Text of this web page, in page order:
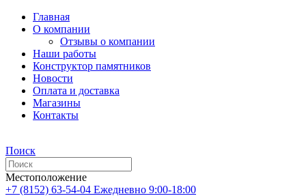
Главная
О компании
Отзывы о компании
Наши работы
Конструктор памятников
Новости
Оплата и доставка
Магазины
Контакты
Поиск
Местоположение
+7 (8152) 63-54-04 Ежедневно 9:00-18:00